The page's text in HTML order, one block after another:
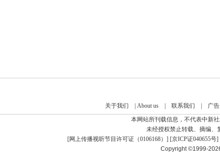
关于我们 | About us| 联系我们 |
广
本网站所刊载信息，不代表中新
未经授权禁止转载、摘编、
[网上传播视听节目许可证（0106168） ] [京ICP证040655号]
Copyright ©1999-